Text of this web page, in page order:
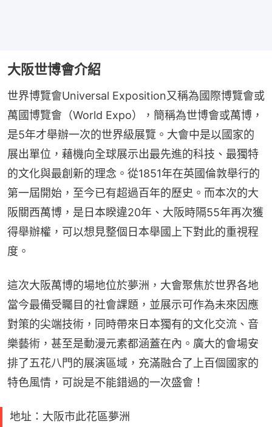
大阪世博會介紹
世界博覽會Universal Exposition又稱為國際博覽會或
萬國博覽會（World Expo），簡稱為世博會或萬博，
是5年才舉辦一次的世界級展覽。大會中是以國家的
展出單位，藉機向全球展示出最先進的科技、最獨特
的文化與最創新的理念。從1851年在英國倫敦舉行的
第一屆開始，至今已有超過百年的歷史。而本次的大
阪關西萬博，是日本睽違20年、大阪時隔55年再次獲
得舉辦權，可以想見整個日本舉國上下對此的重視程
度。
這次大阪萬博的場地位於夢洲，大會聚焦於世界各地
當今最備受矚目的社會課題，並展示可作為未來因應
對策的尖端技術，同時帶來日本獨有的文化交流、音
樂藝術，甚至是動漫元素都涵蓋在內。廣大的會場安
排了五花八門的展演區域，充滿融合了上百個國家的
特色風情，可說是不能錯過的一次盛會！
地址：大阪市此花區夢洲